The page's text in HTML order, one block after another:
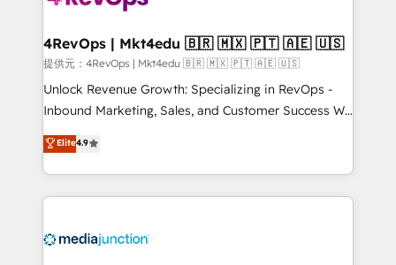
far with our HubSpot solutions. ✔️Bespoke apps &
on-demand bundle services. Connect with us today!
4RevOps | Mkt4edu 🇧🇷 🇲🇽 🇵🇹 🇦🇪 🇺🇸
提供元：4RevOps | Mkt4edu 🇧🇷 🇲🇽 🇵🇹 🇦🇪 🇺🇸
Unlock Revenue Growth: Specializing in RevOps -
Inbound Marketing, Sales, and Customer Success We
specialize in driving revenue growth for companies
across industries through tailored marketing, sales,
and customer success strategies, utilizing RevOps
methodologies. As Latin America's largest HubSpot
offer unparalleled insights. Operating in five
Elite4.9